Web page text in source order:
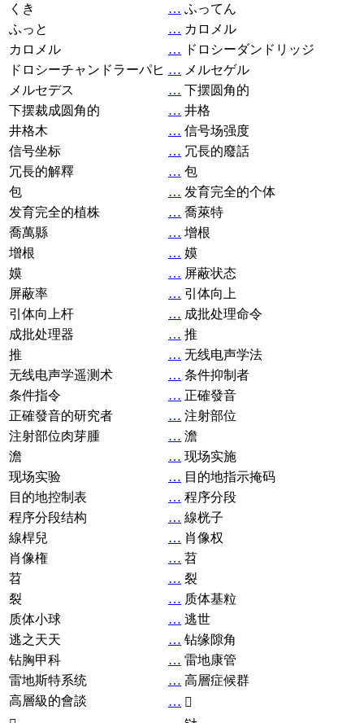
くき
… ふってん
ふっと
… カロメル
カロメル
… ドロシーダンドリッジ
ドロシーチャンドラーパヒ … メルセゲル
メルセデス
… 下摆圆角的
下摆裁成圆角的
… 井格
井格木
… 信号场强度
信号坐标
… 冗長的廢話
冗長的解釋
… 包
包
… 发育完全的个体
发育完全的植株
… 喬萊特
喬萬縣
… 增根
增根
… 嫫
嫫
… 屏蔽状态
屏蔽率
… 引体向上
引体向上杆
… 成批处理命令
成批处理器
… 推
推
… 无线电声学法
无线电声学遥测术
… 条件抑制者
条件指令
… 正確發音
正確發音的研究者
… 注射部位
注射部位肉芽腫
… 澹
澹
… 现场实施
现场实验
… 目的地指示掩码
目的地控制表
… 程序分段
程序分段结构
… 線桄子
線桿兒
… 肖像权
肖像権
… 苕
苕
… 裂
裂
… 质体基粒
质体小球
… 逃世
逃之天天
… 钻缘隙角
钻胸甲科
… 雷地康管
雷地斯特系统
… 高層症候群
高層級的會談
… 𧘞